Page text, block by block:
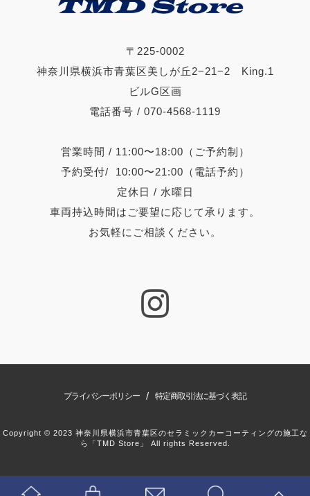
〒225-0002
神奈川県横浜市青葉区美しが丘2−21−2 King.1
ビルG区画
電話番号 / 070-4568-1119
営業時間 / 11:00〜18:00（ご予約制）
予約受付/ 10:00〜21:00（電話予約）
定休日 / 水曜日
車両持込時間はご要望に応じて承ります。
お気軽にご相談ください。
プライバシーポリシー / 特定商取引法に基づく表記
Copyright © 2023 神奈川県横浜市青葉区のセラミックカーコーティングの施工な
ら「TMD Store」 All rights Reserved.